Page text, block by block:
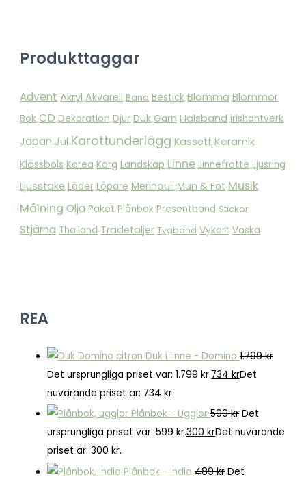
Produkttaggar
Advent Akryl Akvarell Band Bestick Blomma Blommor
Bok CD Dekoration Djur Duk Garn Halsband irishantverk
Japan Jul Karottunderlägg Kassett Keramik
Klässbols Korea Korg Landskap Linne Linnefrotte Ljusring
Ljusstake Läder Löpare Merinoull Mun & Fot Musik
Målning Olja Paket Plånbok Presentband Stickor
Stjärna Thailand Trädetaljer Tygband Vykort Väska
REA
Duk i linne - Domino 1.799kr
Det ursprungliga priset var: 1.799 kr.734krDet
nuvarande priset är: 734 kr.
Plånbok - Ugglor 599kr Det
ursprungliga priset var: 599 kr.300krDet nuvarande
priset är: 300 kr.
Plånbok - India 489kr Det